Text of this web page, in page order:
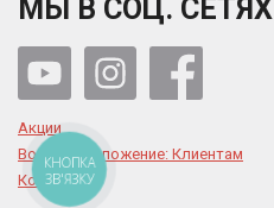
МЫ В СОЦ. СЕТЯХ
Акции
Военное положение: Клиентам
Контакты
КНОПКА
ЗВ'ЯЗКУ